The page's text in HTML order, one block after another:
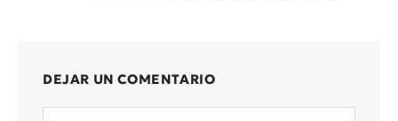
DEJAR UN COMENTARIO